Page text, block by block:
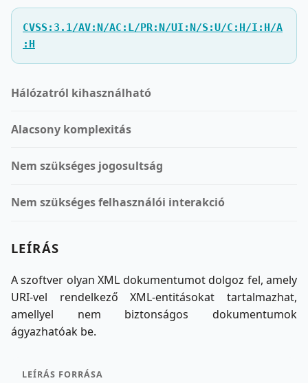
CVSS:3.1/AV:N/AC:L/PR:N/UI:N/S:U/C:H/I:H/A
:H
Hálózatról kihasználható
Alacsony komplexitás
Nem szükséges jogosultság
Nem szükséges felhasználói interakció
LEÍRÁS
A szoftver olyan XML dokumentumot dolgoz fel, amely
URI-vel rendelkező XML-entitásokat tartalmazhat,
amellyel nem biztonságos dokumentumok
ágyazhatóak be.
LEÍRÁS FORRÁSA